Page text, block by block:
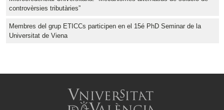
controvèrsies tributàries”
Membres del grup ETICCs participen en el 15é PhD Seminar de la
Universitat de Viena